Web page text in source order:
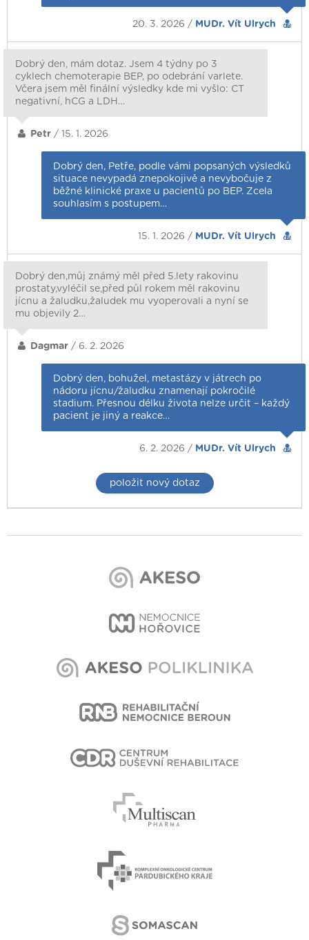
20. 3. 2026 / MUDr. Vít Ulrych
Dobrý den, mám dotaz. Jsem 4 týdny po 3
cyklech chemoterapie BEP, po odebrání varlete.
Včera jsem měl finální výsledky kde mi vyšlo: CT
negativní, hCG a LDH…
Petr / 15. 1. 2026
Dobrý den, Petře, podle vámi popsaných výsledků
situace nevypadá znepokojivě a nevybočuje z
běžné klinické praxe u pacientů po BEP. Zcela
souhlasím s postupem…
15. 1. 2026 / MUDr. Vít Ulrych
Dobrý den,můj známý měl před 5.lety rakovinu
prostaty,vyléčil se,před půl rokem měl rakovinu
jícnu a žaludku,žaludek mu vyoperovali a nyní se
mu objevily 2…
Dagmar / 6. 2. 2026
Dobrý den, bohužel, metastázy v játrech po
nádoru jícnu/žaludku znamenají pokročilé
stadium. Přesnou délku života nelze určit – každý
pacient je jiný a reakce…
6. 2. 2026 / MUDr. Vít Ulrych
položit nový dotaz